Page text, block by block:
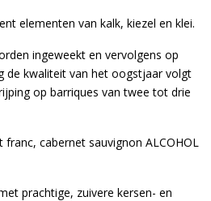
elementen van kalk, kiezel en klei.
ingeweekt en vervolgens op
de kwaliteit van het oogstjaar volgt
op barriques van twee tot drie
franc, cabernet sauvignon ALCOHOL
prachtige, zuivere kersen- en